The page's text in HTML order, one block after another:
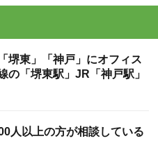
堺東」「神戸」にオフィス
の「堺東駅」JR「神戸駅」
人以上の方が相談している